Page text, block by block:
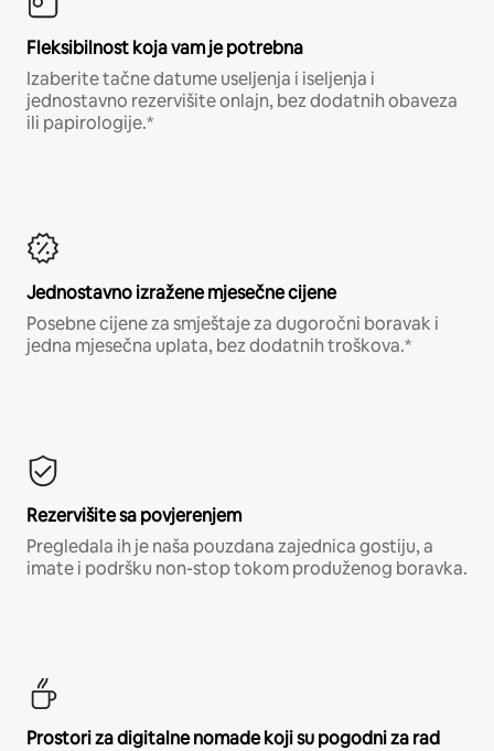
Fleksibilnost koja vam je potrebna
Izaberite tačne datume useljenja i iseljenja i
jednostavno rezervišite onlajn, bez dodatnih obaveza
ili papirologije.*
Jednostavno izražene mjesečne cijene
Posebne cijene za smještaje za dugoročni boravak i
jedna mjesečna uplata, bez dodatnih troškova.*
Rezervišite sa povjerenjem
Pregledala ih je naša pouzdana zajednica gostiju, a
imate i podršku non-stop tokom produženog boravka.
Prostori za digitalne nomade koji su pogodni za rad